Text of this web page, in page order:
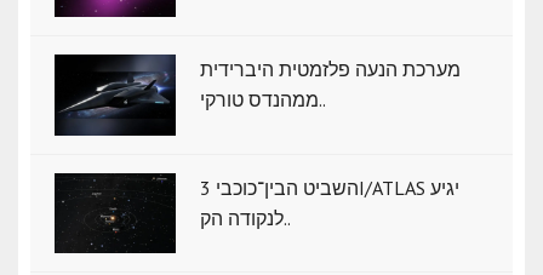
מערכת הנעה פלזמטית היברידית
ממהנדס טורקי..
השביט הבין־כוכבי 3I/ATLAS יגיע
לנקודה הק..